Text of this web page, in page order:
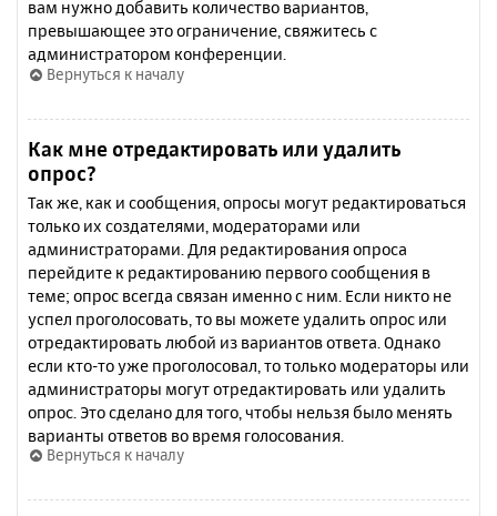
вам нужно добавить количество вариантов,
превышающее это ограничение, свяжитесь с
администратором конференции.
Вернуться к началу
Как мне отредактировать или удалить
опрос?
Так же, как и сообщения, опросы могут редактироваться
только их создателями, модераторами или
администраторами. Для редактирования опроса
перейдите к редактированию первого сообщения в
теме; опрос всегда связан именно с ним. Если никто не
успел проголосовать, то вы можете удалить опрос или
отредактировать любой из вариантов ответа. Однако
если кто-то уже проголосовал, то только модераторы или
администраторы могут отредактировать или удалить
опрос. Это сделано для того, чтобы нельзя было менять
варианты ответов во время голосования.
Вернуться к началу